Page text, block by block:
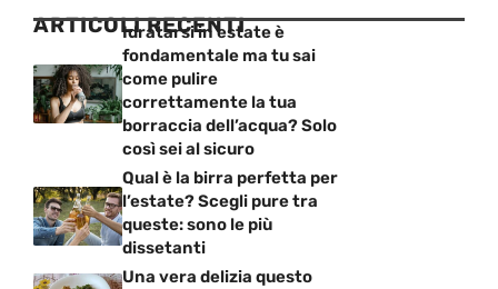
ARTICOLI RECENTI
Idratarsi in estate è
fondamentale ma tu sai
come pulire
correttamente la tua
borraccia dell’acqua? Solo
così sei al sicuro
Qual è la birra perfetta per
l’estate? Scegli pure tra
queste: sono le più
dissetanti
Una vera delizia questo